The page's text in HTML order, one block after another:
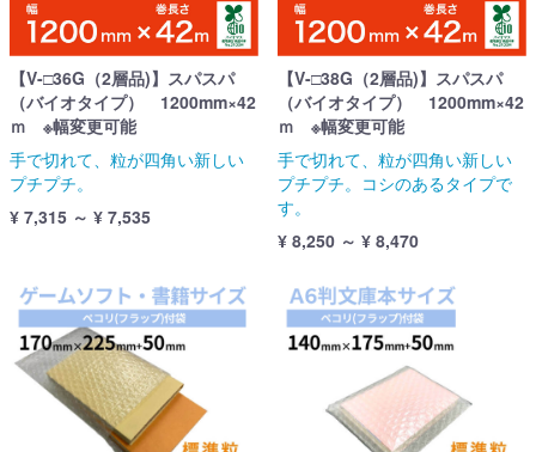
【V-□36G（2層品)】スパスパ
（バイオタイプ） 1200mm×42
ｍ ※幅変更可能
手で切れて、粒が四角い新しい
プチプチ。
¥ 7,315 ～ ¥ 7,535
【V-□38G（2層品)】スパスパ
（バイオタイプ） 1200mm×42
ｍ ※幅変更可能
手で切れて、粒が四角い新しい
プチプチ。コシのあるタイプで
す。
¥ 8,250 ～ ¥ 8,470